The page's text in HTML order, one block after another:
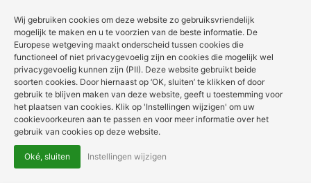
Wij gebruiken cookies om deze website zo gebruiksvriendelijk
mogelijk te maken en u te voorzien van de beste informatie. De
Europese wetgeving maakt onderscheid tussen cookies die
functioneel of niet privacygevoelig zijn en cookies die mogelijk wel
privacygevoelig kunnen zijn (PII). Deze website gebruikt beide
soorten cookies. Door hiernaast op ‘OK, sluiten’ te klikken of door
gebruik te blijven maken van deze website, geeft u toestemming voor
het plaatsen van cookies. Klik op 'Instellingen wijzigen' om uw
cookievoorkeuren aan te passen en voor meer informatie over het
gebruik van cookies op deze website.
Oké, sluiten Instellingen wijzigen